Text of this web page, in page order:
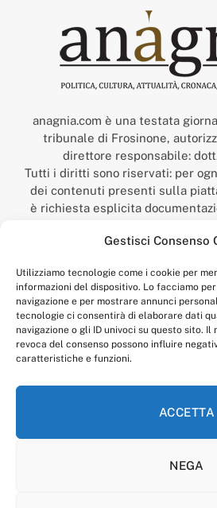
Gestisci Consenso
Utilizziamo tecnologie come i cookie per
informazioni del dispositivo. Lo facciamo
navigazione e per mostrare annunci
tecnologie ci consentirà di elaborare dati
navigazione o gli ID univoci su questo sito. Il
revoca del consenso possono influire
caratteristiche e funzioni.
ACCETTA
NEGA
anagnia.com è una testata
tribunale di Frosinone,
direttore responsabile:
Tutti i diritti sono riservati: per
dei contenuti presenti sulla
è richiesta esplicita
“Anagnia” è un marchio registrato
Economico,
num. registrazione:
Per contatti:
COOKIE POLICY